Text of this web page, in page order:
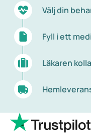
Välj din
Fyll i ett
Läkaren